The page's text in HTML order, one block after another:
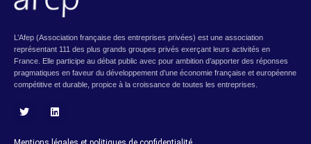
L’Afep (Association française des entreprises privées) est une association
représentant 111 des plus grands groupes privés exerçant leurs activités en
France. Elle participe au débat public avec pour ambition d’apporter des réponses
pragmatiques en faveur du développement d’une économie française et européenne
compétitive et durable, propice à la croissance de toutes les entreprises.
i
n